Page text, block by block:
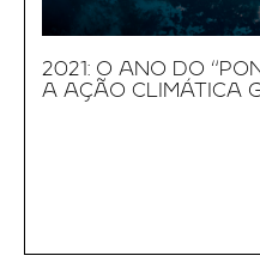
2021: O ANO DO
A AÇÃO CLIMÁTICA